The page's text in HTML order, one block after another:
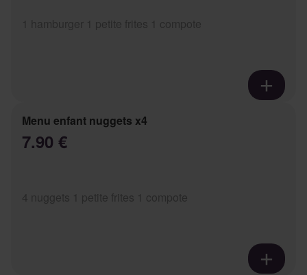
Menu enfant nuggets x4
7.90 €